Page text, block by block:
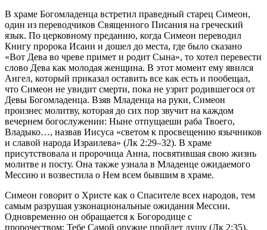
В храме Богомладенца встретил праведный старец Симеон,
один из переводчиков Священного Писания на греческий
язык. По церковному преданию, когда Симеон переводил
Книгу пророка Исаии и дошел до места, где было сказано
«Вот Дева во чреве примет и родит Сына», то хотел перевести
слово Дева как молодая женщина. В этот момент ему явился
Ангел, который приказал оставить все как есть и пообещал,
что Симеон не увидит смерти, пока не узрит родившегося от
Девы Богомладенца. Взяв Младенца на руки, Симеон
произнес молитву, которая до сих пор звучит на каждом
вечернем богослужении: Ныне отпущаеши раба Твоего,
Владыко…, назвав Иисуса «светом к просвещению язычников
и славой народа Израилева» (Лк 2:29–32). В храме
присутствовала и пророчица Анна, посвятившая свою жизнь
молитве и посту. Она также узнала в Младенце ожидаемого
Мессию и возвестила о Нем всем бывшим в храме.
Симеон говорит о Христе как о Спасителе всех народов, тем
самым разрушая узконациональные ожидания Мессии.
Одновременно он обращается к Богородице с
пророчеством: Тебе Самой оружие пройдет душу (Лк 2:35),